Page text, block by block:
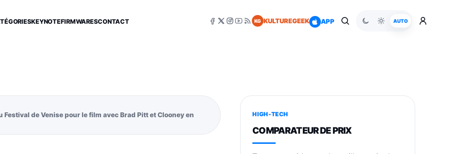
KEYNOTEFIRMWARESCONTACT KG KULTUREGEEK APP AUTO
de Venise pour le film avec Brad Pitt et Clooney en
HIGH-TECH
COMPARATEUR DE PRIX